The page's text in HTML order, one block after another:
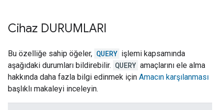
Cihaz DURUMLARI
Bu özelliğe sahip öğeler, QUERY işlemi kapsamında
aşağıdaki durumları bildirebilir. QUERY amaçlarını ele alma
hakkında daha fazla bilgi edinmek için Amacın karşılanması
başlıklı makaleyi inceleyin.